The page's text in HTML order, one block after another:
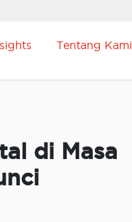
Tentang Kami
di Masa